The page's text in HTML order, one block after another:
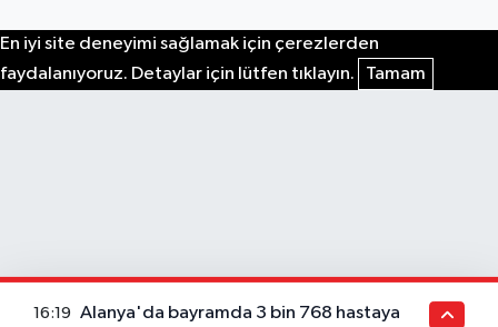
En iyi site deneyimi sağlamak için çerezlerden
faydalanıyoruz. Detaylar için lütfen tıklayın.
Tamam
16:19
Alanya'da bayramda 3 bin 768 hastaya